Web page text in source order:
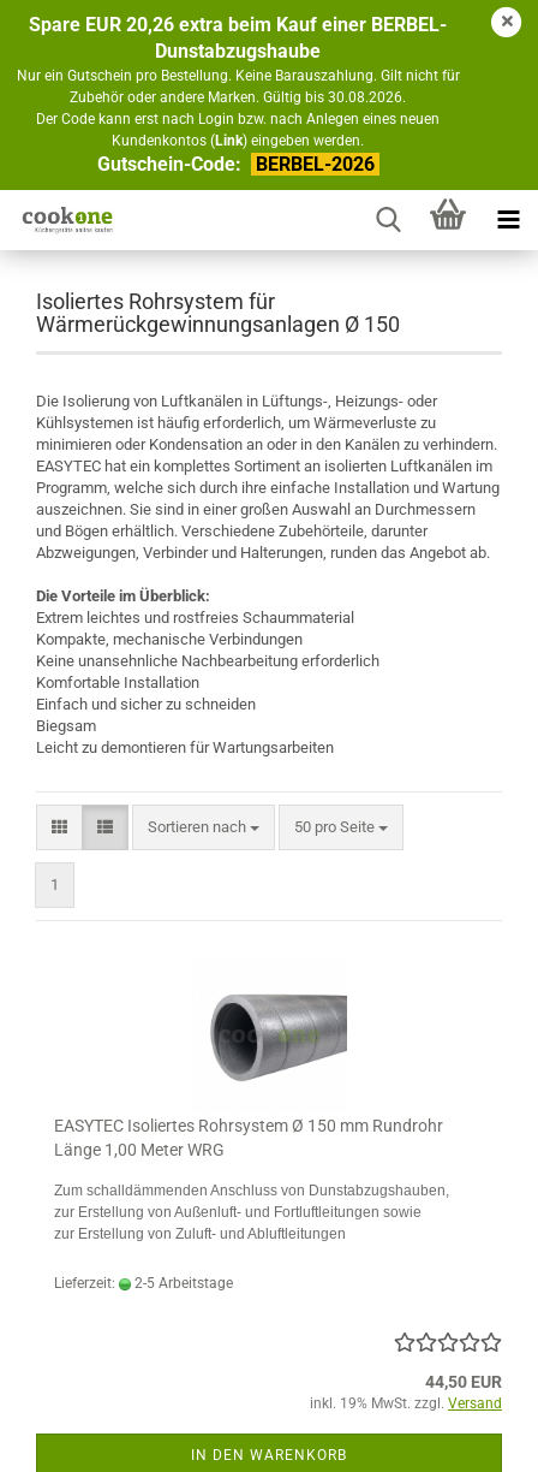
Spare EUR 20,26 extra beim Kauf einer BERBEL-
Dunstabzugshaube
Nur ein Gutschein pro Bestellung. Keine Barauszahlung. Gilt nicht für
Zubehör oder andere Marken. Gültig bis 30.08.2026.
Der Code kann erst nach Login bzw. nach Anlegen eines neuen
Kundenkontos (Link) eingeben werden.
Gutschein-Code: BERBEL-2026
Isoliertes Rohrsystem für
Wärmerückgewinnungsanlagen Ø 150
Die Isolierung von Luftkanälen in Lüftungs-, Heizungs- oder
Kühlsystemen ist häufig erforderlich, um Wärmeverluste zu
minimieren oder Kondensation an oder in den Kanälen zu verhindern.
EASYTEC hat ein komplettes Sortiment an isolierten Luftkanälen im
Programm, welche sich durch ihre einfache Installation und Wartung
auszeichnen. Sie sind in einer großen Auswahl an Durchmessern
und Bögen erhältlich. Verschiedene Zubehörteile, darunter
Abzweigungen, Verbinder und Halterungen, runden das Angebot ab.
Die Vorteile im Überblick:
Extrem leichtes und rostfreies Schaummaterial
Kompakte, mechanische Verbindungen
Keine unansehnliche Nachbearbeitung erforderlich
Komfortable Installation
Einfach und sicher zu schneiden
Biegsam
Leicht zu demontieren für Wartungsarbeiten
Sortieren nach
Sortieren nach 50 pro Seite
pro Seite
1
EASYTEC Isoliertes Rohrsystem Ø 150 mm Rundrohr
Länge 1,00 Meter WRG
Zum schalldämmenden Anschluss von Dunstabzugshauben,
zur Erstellung von Außenluft- und Fortluftleitungen sowie
zur Erstellung von Zuluft- und Abluftleitungen
Lieferzeit: 2-5 Arbeitstage
44,50 EUR
inkl. 19% MwSt. zzgl. Versand
IN DEN WARENKORB